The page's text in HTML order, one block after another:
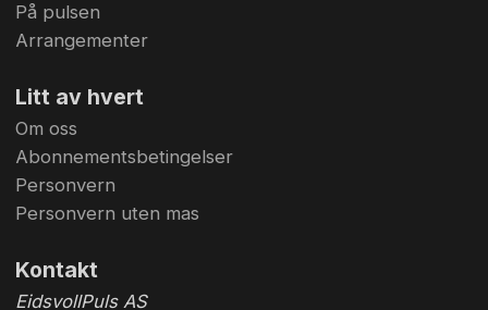
På pulsen
Arrangementer
Litt av hvert
Om oss
Abonnementsbetingelser
Personvern
Personvern uten mas
Kontakt
EidsvollPuls AS